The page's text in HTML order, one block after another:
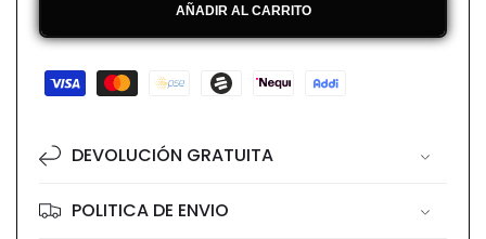
AÑADIR AL CARRITO
Formas
de
DEVOLUCIÓN GRATUITA
POLITICA DE ENVIO